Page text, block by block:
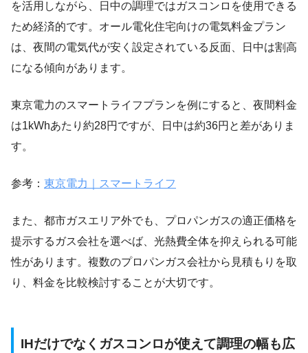
を活用しながら、日中の調理ではガスコンロを使用できる
ため経済的です。オール電化住宅向けの電気料金プラン
は、夜間の電気代が安く設定されている反面、日中は割高
になる傾向があります。
東京電力のスマートライフプランを例にすると、夜間料金
は1kWhあたり約28円ですが、日中は約36円と差がありま
す。
参考： 東京電力｜スマートライフ
また、都市ガスエリア外でも、プロパンガスの適正価格を
提示するガス会社を選べば、光熱費全体を抑えられる可能
性があります。複数のプロパンガス会社から見積もりを取
り、料金を比較検討することが大切です。
IHだけでなくガスコンロが使えて調理の幅も広